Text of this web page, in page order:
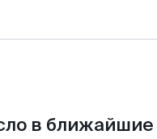
в ближайшие